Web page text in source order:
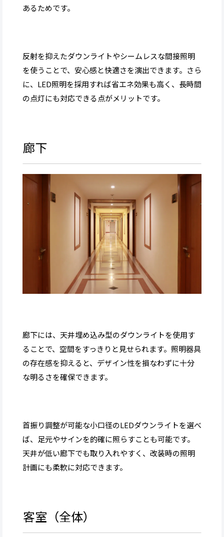
あるためです。
反射を抑えたダウンライトやシームレスな間接照明
を使うことで、安心感と快適さを演出できます。さら
に、LED照明を採用すれば省エネ効果も高く、長時間
の点灯にも対応できる点がメリットです。
廊下
廊下には、天井埋め込み型のダウンライトを使用す
ることで、空間をすっきりと見せられます。照明器具
の存在感を抑えると、デザイン性を損なわずに十分
な明るさを確保できます。
首振り調整が可能な小口径のLEDダウンライトを選べ
ば、足元やサインを的確に照らすことも可能です。
天井が低い廊下でも取り入れやすく、改装時の照明
計画にも柔軟に対応できます。
客室（全体）